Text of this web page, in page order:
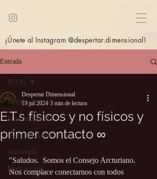
¡Únete al Instagram @despertar.dimensional!
Entrada
BLOG
Información útil
Eventos/Cursos
Astrología
Meditaciones
BLOG
E.T.s físicos y no físicos y
primer contacto ∞
Despertar Dimensional
19 jul 2024 3 min de lectura
"Saludos.  Somos el Consejo Arcturiano.
Nos complace conectarnos con todos